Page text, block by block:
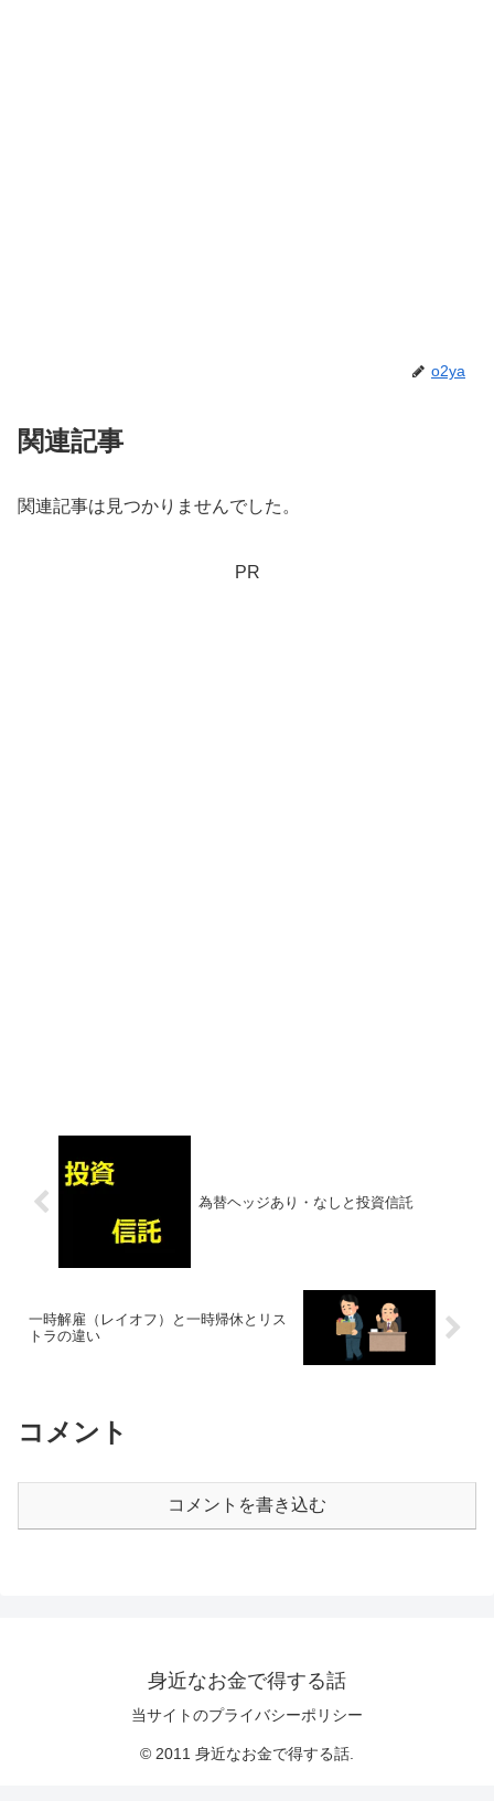
o2ya
関連記事
関連記事は見つかりませんでした。
PR
為替ヘッジあり・なしと投資信託
一時解雇（レイオフ）と一時帰休とリス
トラの違い
コメント
コメントを書き込む
身近なお金で得する話
当サイトのプライバシーポリシー
© 2011 身近なお金で得する話.